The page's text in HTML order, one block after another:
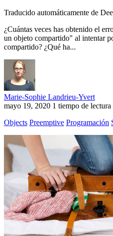
Traducido automáticamente de
¿Cuántas veces has obtenido el
un objeto compartido" al intentar
compartido? ¿Qué ha...
Marie-Sophie Landrieu-Yvert
mayo 19, 2020 1 tiempo de lectura
Objects Preemptive Programación